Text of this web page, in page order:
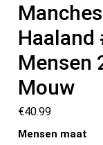
Haaland
Mensen
Mouw
€40.99
Mensen maat